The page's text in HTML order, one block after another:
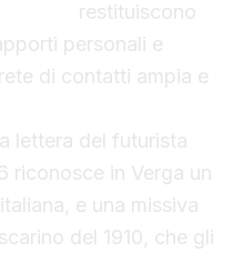
restituiscono
personali e
di contatti ampia e
lettera del futurista
riconosce in Verga un
e una missiva
del 1910, che gli